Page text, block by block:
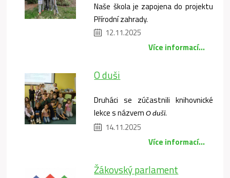
Naše škola je zapojena do projektu
Přírodní zahrady.
12.11.2025
Více informací...
O duši
Druháci se zúčastnili knihovnické
lekce s názvemO duši.
14.11.2025
Více informací...
Žákovský parlament